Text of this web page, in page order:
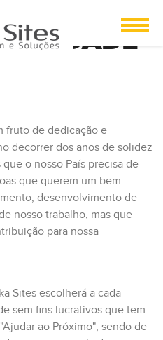
fruto de dedicação e
decorrer dos anos de solidez
o nosso País precisa de
que querem um bem
desenvolvimento de
nosso trabalho, mas que
para nossa
Sites escolherá a cada
sem fins lucrativos que tem
ao Próximo", sendo de